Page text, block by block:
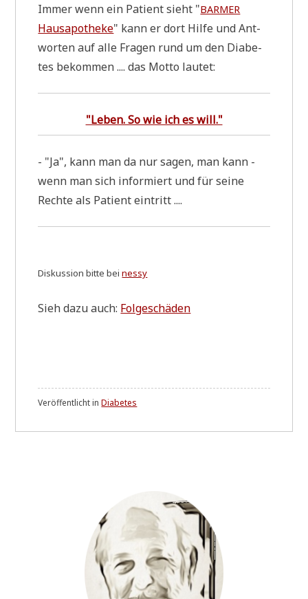
Immer wenn ein Pati­ent sieht "BARMER
Haus­apo­the­ke" kann er dort Hil­fe und Ant­
wor­ten auf alle Fra­gen rund um den Dia­be­
tes bekom­men .... das Mot­to lautet:
"Leben. So wie ich es will."
- "Ja", kann man da nur sagen, man kann -
wenn man sich infor­miert und für sei­ne
Rech­te als Pati­ent eintritt ....
Dis­kus­si­on bit­te beines­sy
Sieh dazu auch: Fol­ge­schä­den
Veröffentlicht inDiabetes